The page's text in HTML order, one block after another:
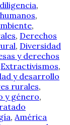
,
,
,
, Derechos
, Diversidad
y derechos
Extractivismos,
y desarrollo
rurales,
y género,
, América